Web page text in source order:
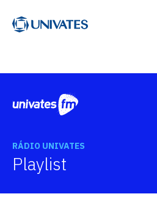
RÁDIO UNIVATES
Playlist